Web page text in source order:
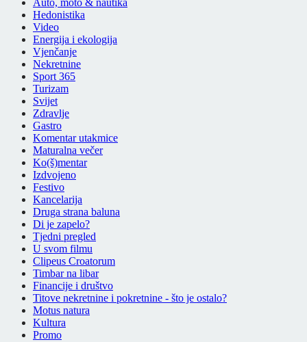
Auto, moto & nautika
Hedonistika
Video
Energija i ekologija
Vjenčanje
Nekretnine
Sport 365
Turizam
Svijet
Zdravlje
Gastro
Komentar utakmice
Maturalna večer
Ko(š)mentar
Izdvojeno
Festivo
Kancelarija
Druga strana baluna
Di je zapelo?
Tjedni pregled
U svom filmu
Clipeus Croatorum
Timbar na libar
Financije i društvo
Titove nekretnine i pokretnine - što je ostalo?
Motus natura
Kultura
Promo